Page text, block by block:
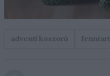
adventi koszorú